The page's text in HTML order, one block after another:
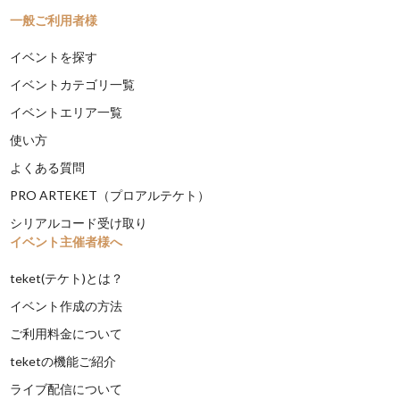
一般ご利用者様
イベントを探す
イベントカテゴリ一覧
イベントエリア一覧
使い方
よくある質問
PRO ARTEKET（プロアルテケト）
シリアルコード受け取り
イベント主催者様へ
teket(テケト)とは？
イベント作成の方法
ご利用料金について
teketの機能ご紹介
ライブ配信について